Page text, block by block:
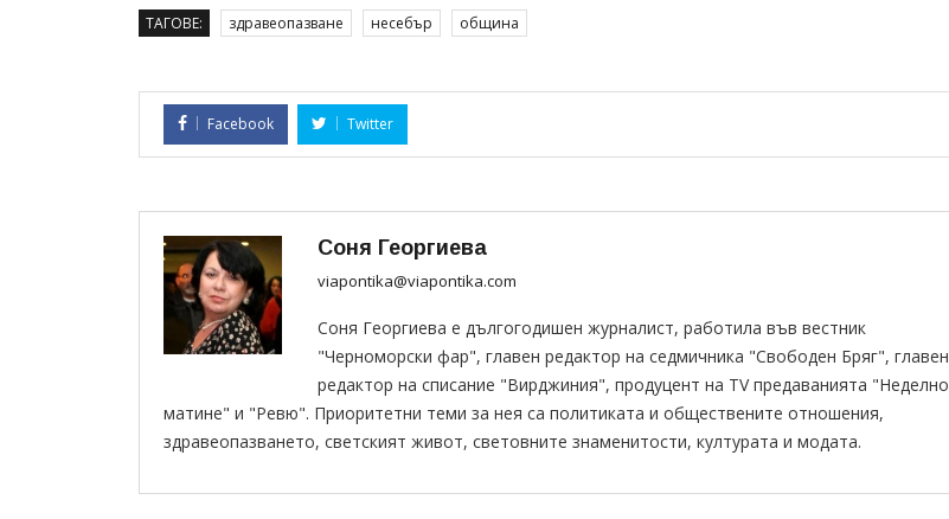
ТАГОВЕ: здравеопазване несебър община
Facebook Twitter
Соня Георгиева
viapontika@viapontika.com
Соня Георгиева е дългогодишен журналист, работила във вестник
"Черноморски фар", главен редактор на седмичника "Свободен Бряг", главен
редактор на списание "Вирджиния", продуцент на TV предаванията "Неделно
матине" и "Ревю". Приоритетни теми за нея са политиката и обществените отношения,
здравеопазването, светският живот, световните знаменитости, културата и модата.